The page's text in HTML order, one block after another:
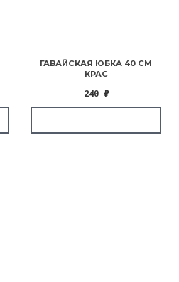
ГАВАЙСКАЯ ЮБКА 40 СМ
КРАС
240 ₽